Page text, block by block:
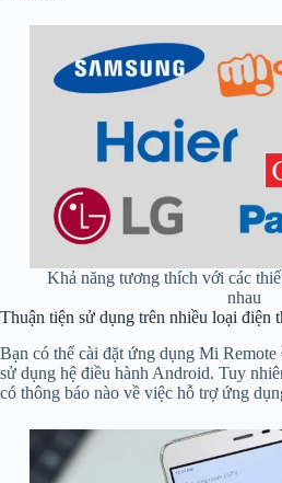
Khả năng tương thích với các
nhau
Thuận tiện sử dụng trên nhiều loại điện
Bạn có thể cài đặt ứng dụng Mi
sử dụng hệ điều hành Android. Tuy
có thông báo nào về việc hỗ trợ ứng